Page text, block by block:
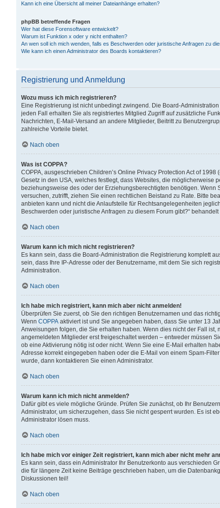
Kann ich eine Übersicht all meiner Dateianhänge erhalten?
phpBB betreffende Fragen
Wer hat diese Forensoftware entwickelt?
Warum ist Funktion x oder y nicht enthalten?
An wen soll ich mich wenden, falls es Beschwerden oder juristische Anfragen zu
Wie kann ich einen Administrator des Boards kontaktieren?
Registrierung und Anmeldung
Wozu muss ich mich registrieren?
Eine Registrierung ist nicht unbedingt zwingend. Die Board-
jeden Fall erhalten Sie als registriertes Mitglied Zugriff auf zusätzliche
Nachrichten, E-Mail-Versand an andere Mitglieder, Beitritt zu
zahlreiche Vorteile bietet.
Nach oben
Was ist COPPA?
COPPA, ausgeschrieben Children’s Online Privacy Protection Act of
Gesetz in den USA, welches festlegt, dass Websites, die
beziehungsweise des oder der Erziehungsberechtigten benötigen.
versuchen, zutrifft, ziehen Sie einen rechtlichen Beistand zu Rate. Bitte
anbieten kann und nicht die Anlaufstelle für Rechtsangelegenheiten
Beschwerden oder juristische Anfragen zu diesem Forum gibt?“
Nach oben
Warum kann ich mich nicht registrieren?
Es kann sein, dass die Board-Administration die Registrierung komplett
sein, dass Ihre IP-Adresse oder der Benutzername, mit dem Sie sich
Administration.
Nach oben
Ich habe mich registriert, kann mich aber nicht anmelden!
Überprüfen Sie zuerst, ob Sie den richtigen Benutzernamen und das
Wenn COPPA aktiviert ist und Sie angegeben haben, dass Sie unter 13
Anweisungen folgen, die Sie erhalten haben. Wenn dies nicht der Fall
angemeldeten Mitglieder erst freigeschaltet werden – entweder müssen
ob eine Aktivierung nötig ist oder nicht. Wenn Sie eine E-Mail erhalten
Adresse korrekt eingegeben haben oder die E-Mail von einem Spam-
wurde, dann kontaktieren Sie einen Administrator.
Nach oben
Warum kann ich mich nicht anmelden?
Dafür gibt es viele mögliche Gründe. Prüfen Sie zunächst, ob Ihr
Administrator, um sicherzugehen, dass Sie nicht gesperrt wurden. Es ist
Administrator lösen muss.
Nach oben
Ich habe mich vor einiger Zeit registriert, kann mich aber nicht mehr
Es kann sein, dass ein Administrator Ihr Benutzerkonto aus verschieden
die für längere Zeit keine Beiträge geschrieben haben, um die
Diskussionen teil!
Nach oben